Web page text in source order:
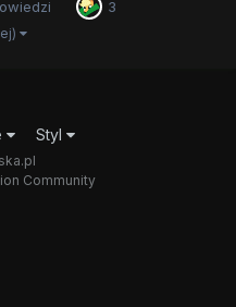
pytania wylądowały w
od zera. Zanim
3
Styl
Community